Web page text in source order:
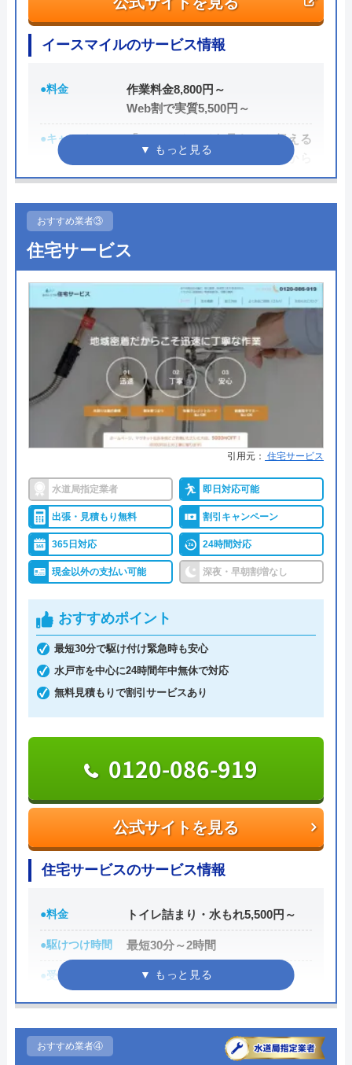
れており、依頼の際も安心できますね。候補のひと
つにしてみてください。
ちなみに、電話で連絡した際に「サイトを見た」と
伝えると作業料金が2,000円割引になるWEB割があ
りますので、相談する際は必ず電話で相談し、その
際には必ず「サイトを見た」と伝えましょう。
公式サイトを見る
まずは電話相談！
0120-221-611
受付時間 24時間 年中無休
ハウスラボホームの基本情報
運営会社 株式会社ハウスラボ
代表者 勝島崇裕
創業・設立 2024年11月設立
所在地
〒113-0033
対応エリア 全国33拠点
対応エリア詳
細
常陸太田市のトイレ水漏れ・つまり修
理に駆けつけ対応｜水道局指定業者ハ
ウスラボホーム
イースマイルのサービス情報
●料金
作業料金8,800円～
Web割で実質5,500円～
●キャンペーン
「ホームページを見た」と伝える
だけで、WEB割で作業料金から
3,000円割引！
●駆けつけ時間 最短20分
●定休日 年中無休
●出張見積もり 出張・見積もり無料
●支払い方法
現金、銀行振込、モバイル、後払
い決済、クレジットカード
●累計実績
年間25万件、累計500万件の修理交
換実績
工事保証12年・商品保証10年(最
大)
詳細は公式HPでご確認ください
イースマイルがおすすめの理由
イースマイルは対応する自治体で適切な工事ができ
ると認められている水道局指定業者です。
土日祝日・深夜早朝含む24時間365日、いつ相談し
ても割増料金がかからず、作業が始まるまでは一切
費用がかからないかなり信頼できる業者です。
何でも相談できます。
電話で「ホームページを見た」と伝えるだけで3,000
円割引なので、相談する際は電話で相談し、忘れず
に伝えるようにしましょう。
ちなみに、依頼せずとも見積もりにはお金はかから
ないので、相見積もりの際は必ず相談しておきたい
業者の一つです。
イースマイルの詳細ページはこちら
まずは電話相談！
0120-091-026
おすすめ業者③
住宅サービス
引用元： 住宅サービス
水道局指定業者 即日対応可能
出張・見積もり無料 割引キャンペーン
365日対応 24時間対応
現金以外の支払い可能 深夜・早朝割増なし
おすすめポイント
最短30分で駆け付け緊急時も安心
水戸市を中心に24時間年中無休で対応
無料見積もりで割引サービスあり
公式サイトを見る
0120-086-919
住宅サービスのサービス情報
●料金 トイレ詰まり・水もれ5,500円～
●駆けつけ時間 最短30分～2時間
●受付時間 24時間
●定休日 年中無休
●累計実績
おすすめ業者④